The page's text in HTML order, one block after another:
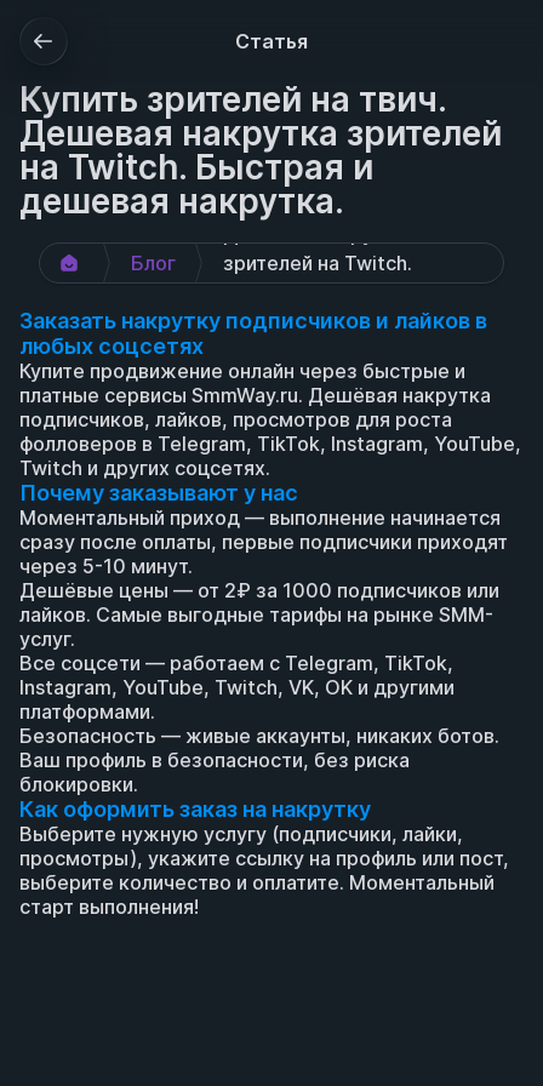
Статья
Купить зрителей на твич.
Дешевая накрутка зрителей
на Twitch. Быстрая и
дешевая накрутка.
Блог
Купить зрителей на Твич.
зрителей на Twitch.
накрутка.
Заказать накрутку подписчиков и лайков в
любых соцсетях
Купите продвижение онлайн через быстрые и
платные сервисы SmmWay.ru. Дешёвая накрутка
подписчиков, лайков, просмотров для роста
фолловеров в Telegram, TikTok, Instagram, YouTube,
Twitch и других соцсетях.
Почему заказывают у нас
Моментальный приход — выполнение начинается
сразу после оплаты, первые подписчики приходят
через 5-10 минут.
Дешёвые цены — от 2₽ за 1000 подписчиков или
лайков. Самые выгодные тарифы на рынке SMM-
услуг.
Все соцсети — работаем с Telegram, TikTok,
Instagram, YouTube, Twitch, VK, OK и другими
платформами.
Безопасность — живые аккаунты, никаких ботов.
Ваш профиль в безопасности, без риска
блокировки.
Как оформить заказ на накрутку
Выберите нужную услугу (подписчики, лайки,
просмотры), укажите ссылку на профиль или пост,
выберите количество и оплатите. Моментальный
старт выполнения!